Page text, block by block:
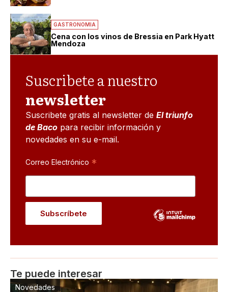
GASTRONOMIA
Cena con los vinos de Bressia en Park Hyatt
Mendoza
Suscribete a nuestro
newsletter
Suscribete gratis al newsletter de El triunfo
de Baco para recibir información y
novedades en su e-mail.
Correo Electrónico *
Te puede interesar
Novedades